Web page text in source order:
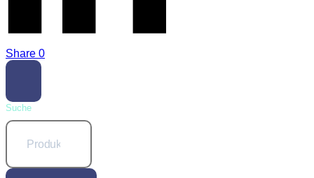
Share 0
Suche
Suchen
nach: